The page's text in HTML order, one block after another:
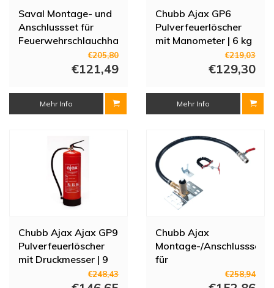
Saval Montage- und
Anschlussset für
Feuerwehrschlauchhaspel
Steigrohr (1"-Klemme
€205,80
€121,49
Mehr Info
Chubb Ajax GP6
Pulverfeuerlöscher
mit Manometer | 6 kg
€219,03
€129,30
Mehr Info
Chubb Ajax Ajax GP9
Pulverfeuerlöscher
mit Druckmesser | 9
kg | 809-193009€248,43
Chubb Ajax
Montage-/Anschlussset
für
Feuerwehrschlauchhaspel
€258,94